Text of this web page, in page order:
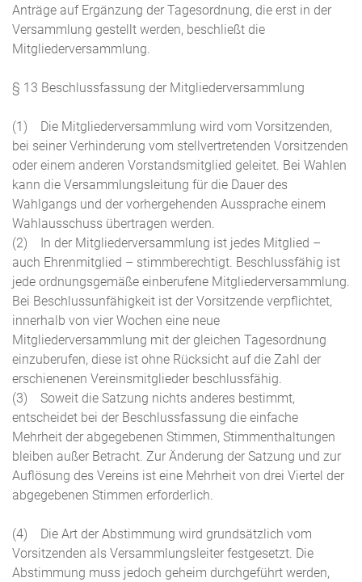
Anträge auf Ergänzung der Tagesordnung, die erst in der
Versammlung gestellt werden, beschließt die
Mitgliederversammlung.
§ 13 Beschlussfassung der Mitgliederversammlung
(1) Die Mitgliederversammlung wird vom Vorsitzenden,
bei seiner Verhinderung vom stellvertretenden Vorsitzenden
oder einem anderen Vorstandsmitglied geleitet. Bei Wahlen
kann die Versammlungsleitung für die Dauer des
Wahlgangs und der vorhergehenden Aussprache einem
Wahlausschuss übertragen werden.
(2) In der Mitgliederversammlung ist jedes Mitglied –
auch Ehrenmitglied – stimmberechtigt. Beschlussfähig ist
jede ordnungsgemäße einberufene Mitgliederversammlung.
Bei Beschlussunfähigkeit ist der Vorsitzende verpflichtet,
innerhalb von vier Wochen eine neue
Mitgliederversammlung mit der gleichen Tagesordnung
einzuberufen, diese ist ohne Rücksicht auf die Zahl der
erschienenen Vereinsmitglieder beschlussfähig.
(3) Soweit die Satzung nichts anderes bestimmt,
entscheidet bei der Beschlussfassung die einfache
Mehrheit der abgegebenen Stimmen, Stimmenthaltungen
bleiben außer Betracht. Zur Änderung der Satzung und zur
Auflösung des Vereins ist eine Mehrheit von drei Viertel der
abgegebenen Stimmen erforderlich.
(4) Die Art der Abstimmung wird grundsätzlich vom
Vorsitzenden als Versammlungsleiter festgesetzt. Die
Abstimmung muss jedoch geheim durchgeführt werden,